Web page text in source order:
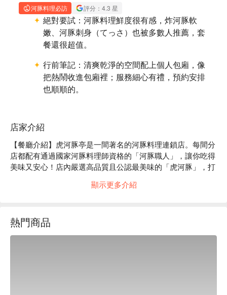
河豚料理必訪 評分：4.3 星
絕對要試： 河豚料理鮮度很有感，炸河豚軟
嫩、河豚刺身（てっさ）也被多數人推薦，套
餐還很超值。
行前筆記： 清爽乾淨的空間配上個人包廂，像
把熱鬧收進包廂裡；服務細心有禮，預約安排
也順順的。
店家介紹
【餐廳介紹】虎河豚亭是一間著名的河豚料理連鎖店。每間分
店都配有通過國家河豚料理師資格的「河豚職人」，讓你吃得
美味又安心！店內嚴選高品質且公認最美味的「虎河豚」，打
河豚亭，品嚐河豚彈牙的絕妙口感吧！
【更多推薦】位於淺草寺附近，飯後不妨探索周邊的傳統小巷
和古老的商店街，或前往雷門參拜，為旅程增添豐富的文化體
顯示更多介紹
熱門商品